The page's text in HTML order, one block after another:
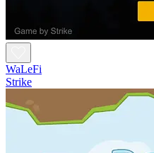
WaLeFi
Strike